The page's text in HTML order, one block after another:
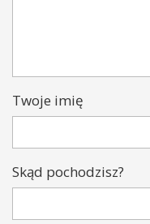
Twoje imię
Skąd pochodzisz?